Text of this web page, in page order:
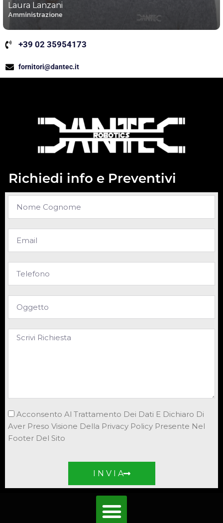
Laura Lanzani
Amministrazione
+39 02 35954173
fornitori@dantec.it
Richiedi info e Preventivi
Acconsento Al Trattamento Dei Dati E Dichiaro Di
Aver Preso Visione Della Privacy Policy Presente Nel
Footer Del Sito
I N V I A